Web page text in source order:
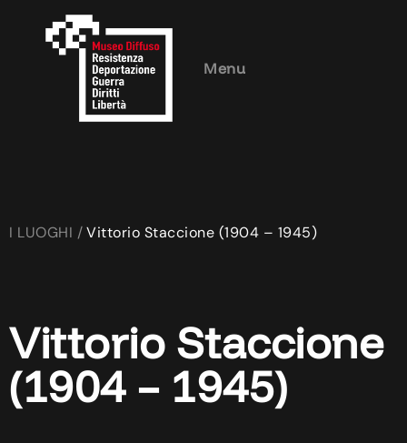
Menu
I LUOGHI /Vittorio Staccione (1904 – 1945)
Vittorio Staccione
(1904 – 1945)